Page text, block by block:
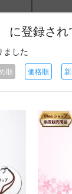
に登録さ
ました
順 価格順